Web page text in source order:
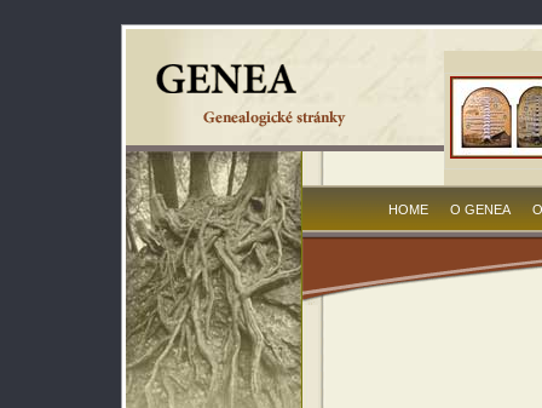
HOME O GENEA